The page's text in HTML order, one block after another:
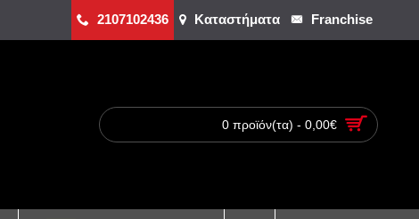
2107102436 Καταστήματα Franchise
0 προϊόν(τα) - 0,00€